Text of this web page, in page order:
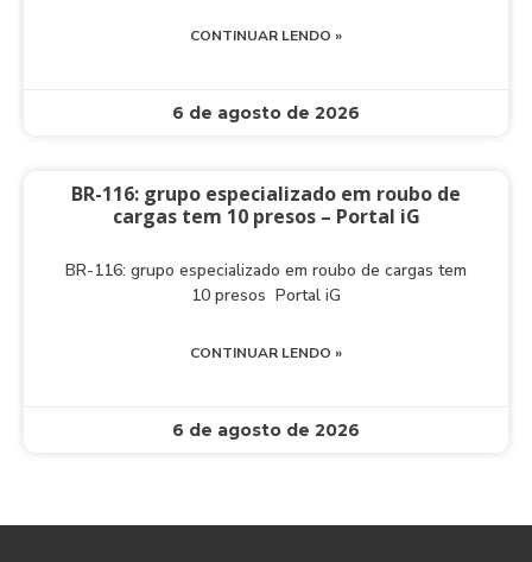
CONTINUAR LENDO »
6 de agosto de 2026
BR-116: grupo especializado em roubo de
cargas tem 10 presos – Portal iG
BR-116: grupo especializado em roubo de cargas tem
10 presos Portal iG
CONTINUAR LENDO »
6 de agosto de 2026